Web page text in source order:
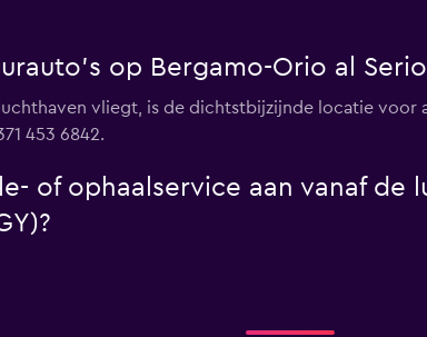
op Bergamo-Orio al
vliegt, is de dichtstbijzijnde locatie voor
453 6842.
of ophaalservice aan vanaf de